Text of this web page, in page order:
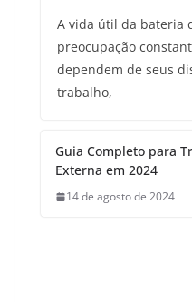
A vida útil da bateria
preocupação
dependem de seus
trabalho,
Guia Completo para
Externa em 2024
14 de agosto de 2024